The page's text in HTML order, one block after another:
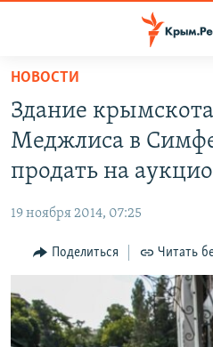
Вернуться
основному
содержанию
главной
навигации
Вернутся
поиску
СПЕЦПРОЕКТЫ
11 ЛЕТ ОККУПАЦИИ КРЫМА. 11
ЕЩЕ
ИНТЕРАКТИВ
ТЕЛЕПРОЕКТ КРЫМ.РЕАЛИИ
РАДІО СВОБОДА
КАК ОБОЙТИ БЛОКИРОВКУ
Українською
НОВОСТИ
Здание
Меджлиса в
продать на
19 ноября 2014, 07:25
Поделиться Читать